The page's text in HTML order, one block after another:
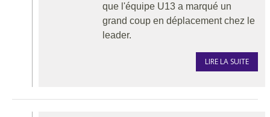
que l'équipe U13 a marqué un
grand coup en déplacement chez le
leader.
LIRE LA SUITE